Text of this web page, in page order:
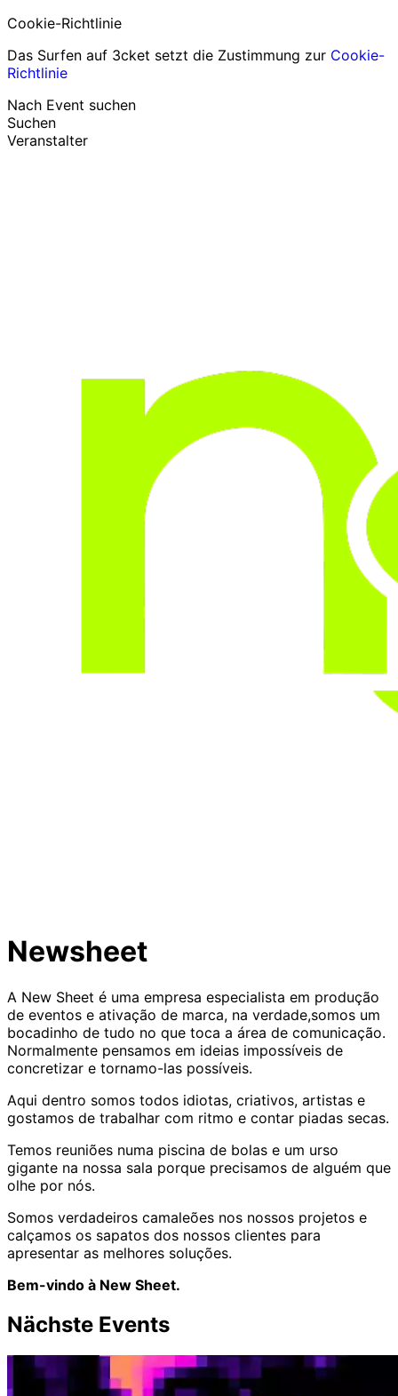
Cookie-Richtlinie
Das Surfen auf 3cket setzt die Zustimmung zur Cookie-
Richtlinie
Nach Event suchen
Suchen
Veranstalter
Newsheet
A New Sheet é uma empresa especialista em produção
de eventos e ativação de marca, na verdade,somos um
bocadinho de tudo no que toca a área de comunicação.
Normalmente pensamos em ideias impossíveis de
concretizar e tornamo-las possíveis.
Aqui dentro somos todos idiotas, criativos, artistas e
gostamos de trabalhar com ritmo e contar piadas secas.
Temos reuniões numa piscina de bolas e um urso
gigante na nossa sala porque precisamos de alguém que
olhe por nós.
Somos verdadeiros camaleões nos nossos projetos e
calçamos os sapatos dos nossos clientes para
apresentar as melhores soluções.
Bem-vindo à New Sheet.
Nächste Events